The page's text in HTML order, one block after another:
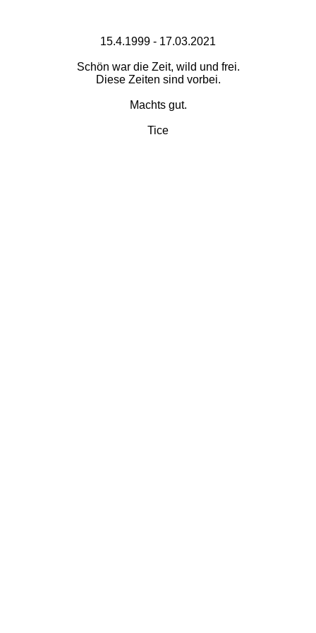
15.4.1999 - 17.03.2021
Schön war die Zeit, wild und frei.
Diese Zeiten sind vorbei.
Machts gut.
Tice